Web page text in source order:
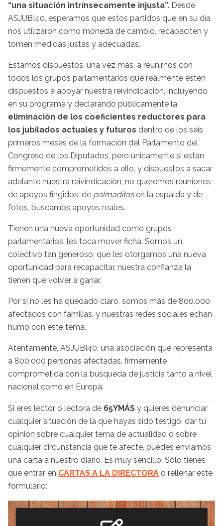
“una situación intrínsecamente injusta”. Desde
ASJUBI40, esperamos que estos partidos que en su día
nos utilizaron como moneda de cambio, recapaciten y
tomen medidas justas y adecuadas.
Estamos dispuestos, una vez más, a reunirnos con
todos los grupos parlamentarios que realmente estén
dispuestos a apoyar nuestra reivindicación, incluyendo
en su programa y declarando públicamente la
eliminación de los coeficientes reductores para
los jubilados actuales y futuros dentro de los seis
primeros meses de la formación del Parlamento del
Congreso de los Diputados, pero únicamente si están
firmemente comprometidos a ello, y dispuestos a sacar
adelante nuestra reivindicación, no queremos reuniones
de apoyos fingidos, de palmaditas en la espalda y de
fotos, buscamos apoyos reales.
Tienen una nueva oportunidad como grupos
parlamentarios, les toca mover ficha. Somos un
colectivo tan generoso, que les otorgamos una nueva
oportunidad para recapacitar, nuestra confianza la
tienen que volver a ganar.
Por si no les ha quedado claro, somos más de 800.000
afectados con familias, y nuestras redes sociales echan
humo con este tema.
Atentamente, ASJUBI40, una asociación que representa
a 800.000 personas afectadas, firmemente
comprometida con la búsqueda de justicia tanto a nivel
nacional como en Europa.
Si eres lector o lectora de 65YMÁS y quieres denunciar
cualquier situación de la que hayas sido testigo, dar tu
opinión sobre cualquier tema de actualidad o sobre
cualquier circunstancia que te afecte, puedes enviarnos
una carta a nuestro diario. Es muy sencillo. Sólo tienes
que entrar en CARTAS A LA DIRECTORA o rellenar este
formulario: